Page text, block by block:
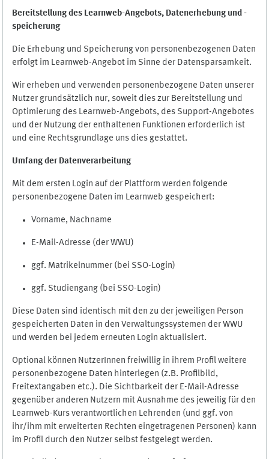
Bereitstellung des Learnweb-Angebots, Datenerhebung und -
speicherung
Die Erhebung und Speicherung von personenbezogenen Daten
erfolgt im Learnweb-Angebot im Sinne der Datensparsamkeit.
Wir erheben und verwenden personenbezogene Daten unserer
Nutzer grundsätzlich nur, soweit dies zur Bereitstellung und
Optimierung des Learnweb-Angebots, des Support-Angebotes
und der Nutzung der enthaltenen Funktionen erforderlich ist
und eine Rechtsgrundlage uns dies gestattet.
Umfang der Datenverarbeitung
Mit dem ersten Login auf der Plattform werden folgende
personenbezogene Daten im Learnweb gespeichert:
Vorname, Nachname
E-Mail-Adresse (der WWU)
ggf. Matrikelnummer (bei SSO-Login)
ggf. Studiengang (bei SSO-Login)
Diese Daten sind identisch mit den zu der jeweiligen Person
gespeicherten Daten in den Verwaltungssystemen der WWU
und werden bei jedem erneuten Login aktualisiert.
Optional können NutzerInnen freiwillig in ihrem Profil weitere
personenbezogene Daten hinterlegen (z.B. Profilbild,
Freitextangaben etc.). Die Sichtbarkeit der E-Mail-Adresse
gegenüber anderen Nutzern mit Ausnahme des jeweilig für den
Learnweb-Kurs verantwortlichen Lehrenden (und ggf. von
ihr/ihm mit erweiterten Rechten eingetragenen Personen) kann
im Profil durch den Nutzer selbst festgelegt werden.